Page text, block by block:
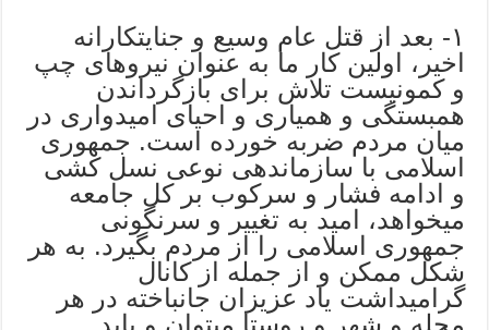
١- بعد از قتل عام وسیع و جنایتکارانه
اخیر، اولین کار ما به عنوان نیروهای چپ
و کمونیست تلاش برای بازگرداندن
همبستگی و همیاری و احیای امیدواری در
میان مردم ضربه خورده است. جمهوری
اسلامی با سازماندهی نوعی نسل کشی
و ادامه فشار و سرکوب بر کل جامعه
میخواهد، امید به تغییر و سرنگونی
جمهوری اسلامی را از مردم بگیرد. به هر
شکل ممکن و از جمله از کانال
گرامیداشت یاد عزیزان جانباخته در هر
محله و شهر و روستا میتوان و باید